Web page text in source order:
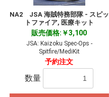
NA2 JSA 海賊特務部隊 - スピッ
トファイア, 医療キット
販売価格:￥3,100
JSA: Kaizoku Spec-Ops -
Spitfire/MediKit
予約注文
数量